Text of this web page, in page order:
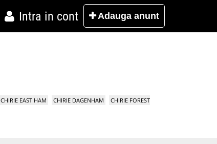
Intra in cont Adauga anunt
CHIRIE EAST HAM CHIRIE DAGENHAM
CHIRIE FOREST